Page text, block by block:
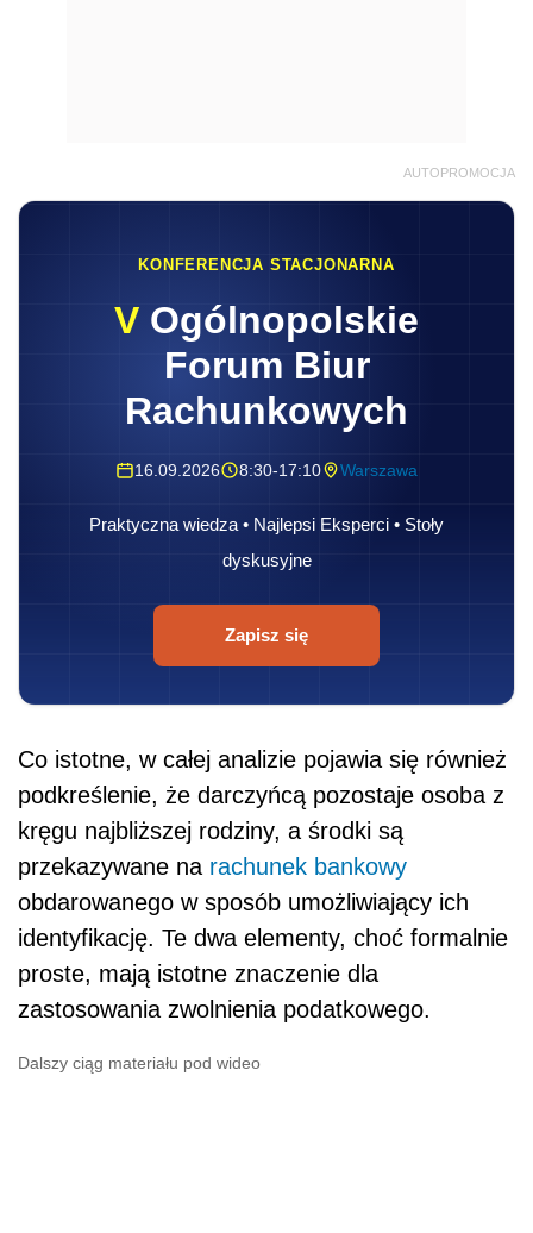
AUTOPROMOCJA
KONFERENCJA STACJONARNA
V Ogólnopolskie
Forum Biur
Rachunkowych
16.09.2026 8:30-17:10 Warszawa
Praktyczna wiedza • Najlepsi Eksperci • Stoły
dyskusyjne
Zapisz się
Co istotne, w całej analizie pojawia się również
podkreślenie, że darczyńcą pozostaje osoba z
kręgu najbliższej rodziny, a środki są
przekazywane na rachunek bankowy
obdarowanego w sposób umożliwiający ich
identyfikację. Te dwa elementy, choć formalnie
proste, mają istotne znaczenie dla
zastosowania zwolnienia podatkowego.
Dalszy ciąg materiału pod wideo